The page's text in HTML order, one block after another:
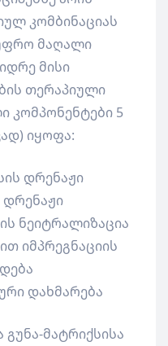
კომბინაციას
მაღალი
მისი
თერაპიული
კომპონენტები 5
იყოფა:
დრენაჟი
ნეიტრალიზაცია
იმპრეგნაციის
დახმარება
მატრიქსისა